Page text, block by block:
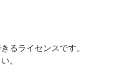
るライセンスです。
。